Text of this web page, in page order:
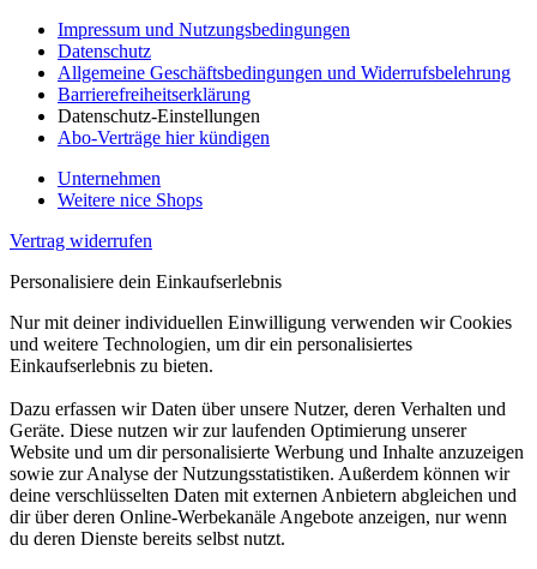
Impressum und Nutzungsbedingungen
Datenschutz
Allgemeine Geschäftsbedingungen und Widerrufsbelehrung
Barrierefreiheitserklärung
Datenschutz-Einstellungen
Abo-Verträge hier kündigen
Unternehmen
Weitere nice Shops
Vertrag widerrufen
Personalisiere dein Einkaufserlebnis
Nur mit deiner individuellen Einwilligung verwenden wir Cookies
und weitere Technologien, um dir ein personalisiertes
Einkaufserlebnis zu bieten.
Dazu erfassen wir Daten über unsere Nutzer, deren Verhalten und
Geräte. Diese nutzen wir zur laufenden Optimierung unserer
Website und um dir personalisierte Werbung und Inhalte anzuzeigen
sowie zur Analyse der Nutzungsstatistiken. Außerdem können wir
deine verschlüsselten Daten mit externen Anbietern abgleichen und
dir über deren Online-Werbekanäle Angebote anzeigen, nur wenn
du deren Dienste bereits selbst nutzt.